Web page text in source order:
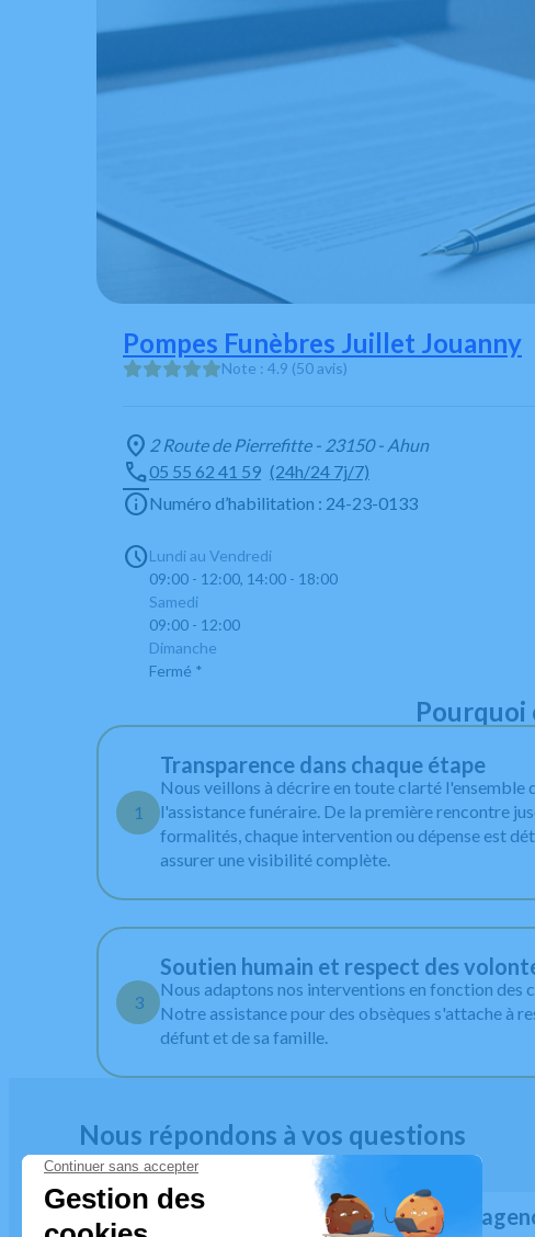
Pompes Funèbres Juillet Jouanny
Note : 4.9 (50 avis)
2 Route de Pierrefitte - 23150 - Ahun
05 55 62 41 59 (24h/24 7j/7)
Numéro d’habilitation : 24-23-0133
Lundi au Vendredi
09:00 - 12:00, 14:00 - 18:00
Samedi
09:00 - 12:00
Dimanche
Fermé *
* En dehors des horaires d’ouverture, vous pouvez
sur la permanence téléphonique : 05 55 62 41 59, 24h/
Pourquoi
1
Transparence dans chaque étape
Nous veillons à décrire en toute clarté l'ensemble
l'assistance funéraire. De la première rencontre
formalités, chaque intervention ou dépense est
assurer une visibilité complète.
3
Soutien humain et respect des
Nous adaptons nos interventions en fonction des
Notre assistance pour des obsèques s'attache à
défunt et de sa famille.
Nous répondons à vos questions
À quel moment faut-il contacter une